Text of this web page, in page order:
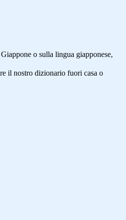
o sulla lingua giapponese,
il nostro dizionario fuori casa o